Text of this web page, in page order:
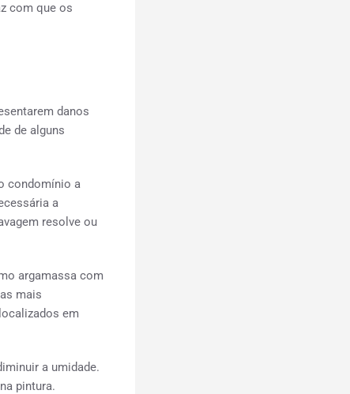
com que os
danos
de alguns
condomínio a
a
resolve ou
argamassa com
mais
em
a umidade.
pintura.